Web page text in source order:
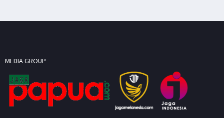
MEDIA GROUP